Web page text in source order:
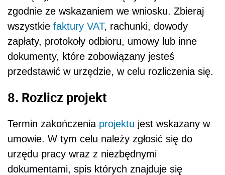
zgodnie ze wskazaniem we wniosku. Zbieraj
wszystkie faktury VAT, rachunki, dowody
zapłaty, protokoły odbioru, umowy lub inne
dokumenty, które zobowiązany jesteś
przedstawić w urzędzie, w celu rozliczenia się.
8. Rozlicz projekt
Termin zakończenia projektu jest wskazany w
umowie. W tym celu należy zgłosić się do
urzędu pracy wraz z niezbędnymi
dokumentami, spis których znajduje się